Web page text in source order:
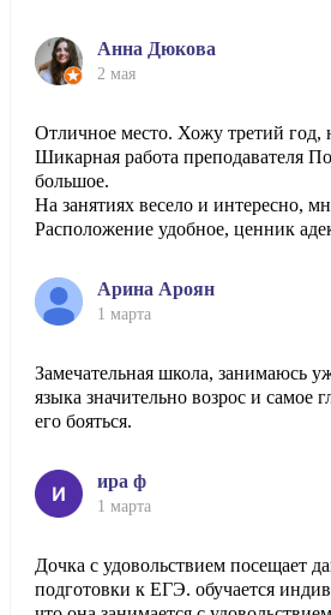
Анна Дюкова
2 мая
Отличное место. Хожу третий год,
Шикарная работа преподавателя
большое.
На занятиях весело и интересно,
Расположение удобное, ценник
Арина Ароян
1 марта
Замечательная школа, занимаюсь
языка значительно возрос и самое
его бояться.
ира ф
1 марта
Дочка с удовольствием посещает
подготовки к ЕГЭ. обучается